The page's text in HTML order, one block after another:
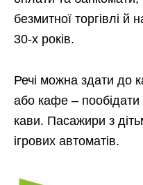
безмитної торгівлі й
30-х років.
Речі можна здати до
або кафе –
кави. Пасажири з
ігрових автоматів.